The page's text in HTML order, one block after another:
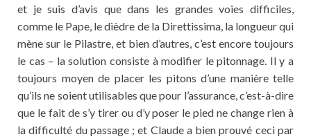
et je suis d’avis que dans les grandes voies difficiles,
comme le Pape, le dièdre de la Direttissima, la longueur qui
mène sur le Pilastre, et bien d’autres, c’est encore toujours
le cas – la solution consiste à modifier le pitonnage. Il y a
toujours moyen de placer les pitons d’une manière telle
qu’ils ne soient utilisables que pour l’assurance, c’est-à-dire
que le fait de s’y tirer ou d’y poser le pied ne change rien à
la difficulté du passage ; et Claude a bien prouvé ceci par